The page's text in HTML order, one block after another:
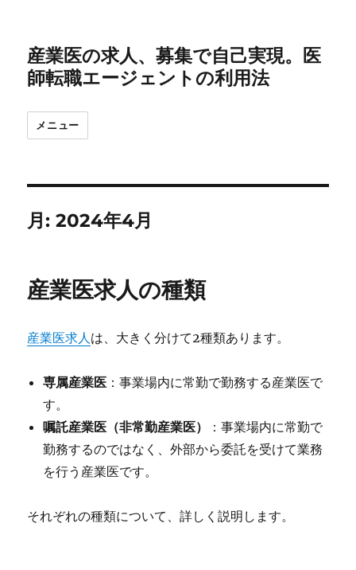
産業医の求人、募集で自己実現。医
師転職エージェントの利用法
メニュー
月:2024年4月
産業医求人の種類
産業医求人は、大きく分けて2種類あります。
専属産業医 ：事業場内に常勤で勤務する産業医で
す。
嘱託産業医（非常勤産業医）
：事業場内に常勤で
勤務するのではなく、外部から委託を受けて業務
を行う産業医です。
それぞれの種類について、詳しく説明します。